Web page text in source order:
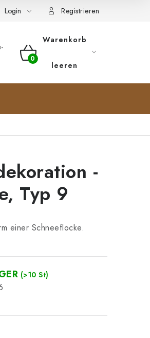
Login Registrieren
WARENKORB
Warenkorb
leeren
-
Typ 9
einer Schneeflocke.
(>10 St)